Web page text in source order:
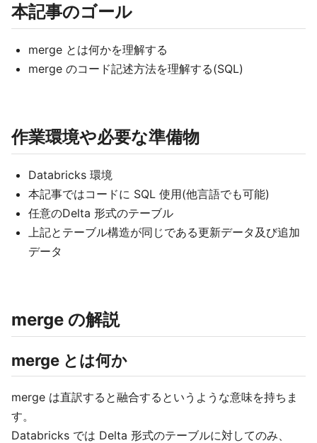
本記事のゴール
merge とは何かを理解する
merge のコード記述方法を理解する(SQL)
作業環境や必要な準備物
Databricks 環境
本記事ではコードに SQL 使用(他言語でも可能)
任意のDelta 形式のテーブル
上記とテーブル構造が同じである更新データ及び追加
データ
merge の解説
merge とは何か
merge は直訳すると融合するというような意味を持ちま
す。
Databricks では Delta 形式のテーブルに対してのみ、